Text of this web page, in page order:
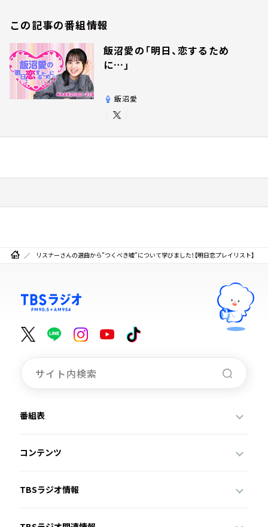
この記事の番組情報
飯沼愛の「明日、恋するため
に…」
飯沼愛
リスナーさんの選曲から”つくべき嘘”について学びました！【明日恋プレイリスト】
番組表
コンテンツ
TBSラジオ情報